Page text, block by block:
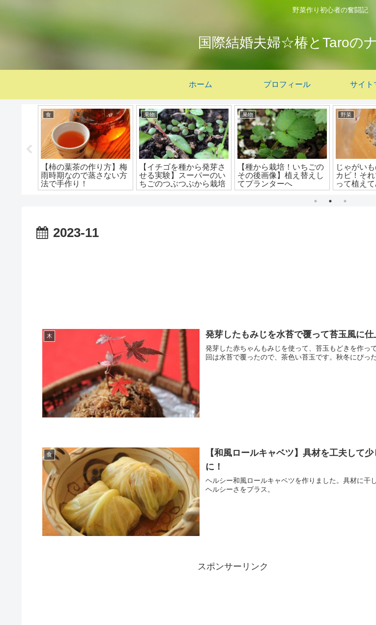
野菜作り初心者の奮闘記
国際結婚夫婦☆椿とTaroの
ホーム プロフィール サイト
食
【柿の葉茶の作り方】梅
雨時期なので蒸さない方
法で手作り！
果物
【イチゴを種から発芽さ
せる実験】スーパーのい
ちごのつぶつぶから栽培
できるのか？
果物
【種から栽培！いちごの
その後画像】植え替えし
てプランターへ
野菜
じゃがい
カビ！そ
って植え
2023-11
木 発芽したもみじを水苔で覆って苔玉風に仕
発芽した赤ちゃんもみじを使って、苔玉もどきを作っ
回は水苔で覆ったので、茶色い苔玉です。秋冬にぴっ
食
【和風ロールキャベツ】具材を工夫して
に！
ヘルシー和風ロールキャベツを作りました。具材に干
ヘルシーさをプラス。
スポンサーリンク